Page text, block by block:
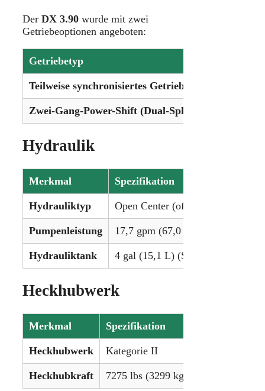
Der DX 3.90 wurde mit zwei
Getriebeoptionen angeboten:
Getriebetyp
Teilweise synchronisiertes Getriebe
Zwei-Gang-Power-Shift (Dual-Split)
Hydraulik
Merkmal Spezifikation
Hydrauliktyp Open Center (offenes System)
Pumpenleistung 17,7 gpm (67,0 lpm)
Hydrauliktank 4 gal (15,1 L) (Standard) / 7,5
Heckhubwerk
Merkmal Spezifikation
Heckhubwerk Kategorie II
Heckhubkraft 7275 lbs (3299 kg)